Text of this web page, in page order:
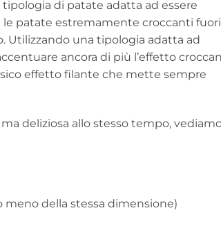
di patate adatta ad essere
le patate estremamente croccanti fuori
Utilizzando una tipologia adatta ad
ancora di più l’effetto
effetto filante che mette sempre
deliziosa allo stesso tempo,
della stessa dimensione)